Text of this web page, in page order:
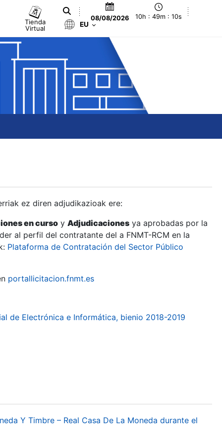
Tienda
Virtual
08/08/2026 10h : 49m : 11s
EU
ez diren adjudikazioak ere:
en curso y Adjudicaciones ya aprobadas por la
al perfil del contratante del a FNMT-RCM en la
Plataforma de Contratación del Sector Público
portallicitacion.fnmt.es
de Electrónica e Informática, bienio 2018-2019
Y Timbre – Real Casa De La Moneda durante el